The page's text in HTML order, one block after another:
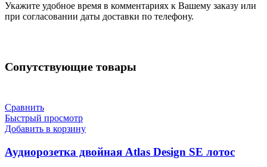
Укажите удобное время в комментариях к Вашему заказу или
при согласовании даты доставки по телефону.
Сопутствующие товары
Сравнить
Быстрый просмотр
Добавить в корзину
Аудиорозетка двойная Atlas Design SE лотос